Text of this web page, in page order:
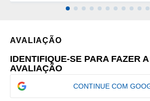
AVALIAÇÃO
IDENTIFIQUE-SE PARA FAZER
AVALIAÇÃO
CONTINUE COM